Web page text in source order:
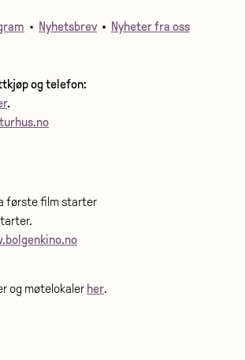
• Nyhetsbrev• Nyheter fra oss
og telefon:
.
første film starter
og møtelokaler her.